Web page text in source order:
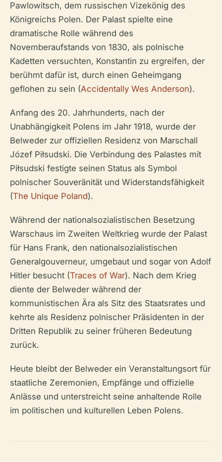
Pawlowitsch, dem russischen Vizekönig des
Königreichs Polen. Der Palast spielte eine
dramatische Rolle während des
Novemberaufstands von 1830, als polnische
Kadetten versuchten, Konstantin zu ergreifen, der
berühmt dafür ist, durch einen Geheimgang
geflohen zu sein (Accidentally Wes Anderson).
Anfang des 20. Jahrhunderts, nach der
Unabhängigkeit Polens im Jahr 1918, wurde der
Belweder zur offiziellen Residenz von Marschall
Józef Piłsudski. Die Verbindung des Palastes mit
Piłsudski festigte seinen Status als Symbol
polnischer Souveränität und Widerstandsfähigkeit
(The Unique Poland).
Während der nationalsozialistischen Besetzung
Warschaus im Zweiten Weltkrieg wurde der Palast
für Hans Frank, den nationalsozialistischen
Generalgouverneur, umgebaut und sogar von Adolf
Hitler besucht (Traces of War). Nach dem Krieg
diente der Belweder während der
kommunistischen Ära als Sitz des Staatsrates und
kehrte als Residenz polnischer Präsidenten in der
Dritten Republik zu seiner früheren Bedeutung
zurück.
Heute bleibt der Belweder ein Veranstaltungsort für
staatliche Zeremonien, Empfänge und offizielle
Anlässe und unterstreicht seine anhaltende Rolle
im politischen und kulturellen Leben Polens.